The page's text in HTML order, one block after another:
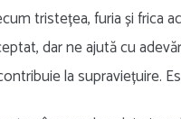
tristețea, furia și frica
dar ne ajută cu
la supraviețuire.